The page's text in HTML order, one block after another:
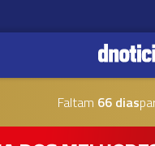
Faltam 66 dias